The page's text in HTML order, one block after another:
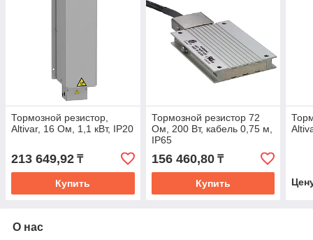
Тормозной резистор,
Altivar, 16 Ом, 1,1 кВт, IP20
213 649,92 ₸
Купить
Тормозной резистор 72
Ом, 200 Вт, кабель 0,75 м,
IP65
156 460,80₸
Купить
О нас